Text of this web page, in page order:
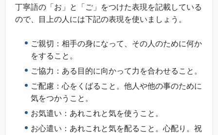
丁寧語の「お」と「ご」をつけた表現を記載している
ので、目上の人には下記の表現を使いましょう。
ご親切：相手の身になって、その人のために何か
をすること。
ご協力：ある目的に向かって力を合わせること。
ご配慮：心をくばること。他人や他の事のために
気をつかうこと。
お気遣い：あれこれと気を使うこと。
お心遣い：あれこれと気を配ること。心配り。祝